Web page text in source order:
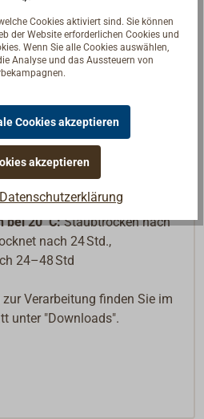
Rost NICHT entfernen,
auch haftet
mit Alkyd-, Öl- oder
m²/l (je nach
Zustand des Untergrunds)
anwenden
Pinsel, Rolle, Airless-
Anwender)
5-35°C
20 °C:Staubtrocken nach
nach 24 Std.,
24–48 Std
Verarbeitung finden Sie im
unter "Downloads".
Cookies aktiviert sind. Sie können
der Website erforderlichen Cookies und
Wenn Sie alle Cookies auswählen,
Analyse und das Aussteuern von
Cookies akzeptieren
akzeptieren
Datenschutzerklärung